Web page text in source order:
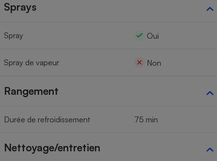
Sprays
Spray Oui
Spray de vapeur Non
Rangement
Durée de refroidissement 75 min
Nettoyage/entretien